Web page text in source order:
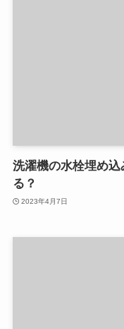
洗濯機の水栓埋め
る？
2023年4月7日